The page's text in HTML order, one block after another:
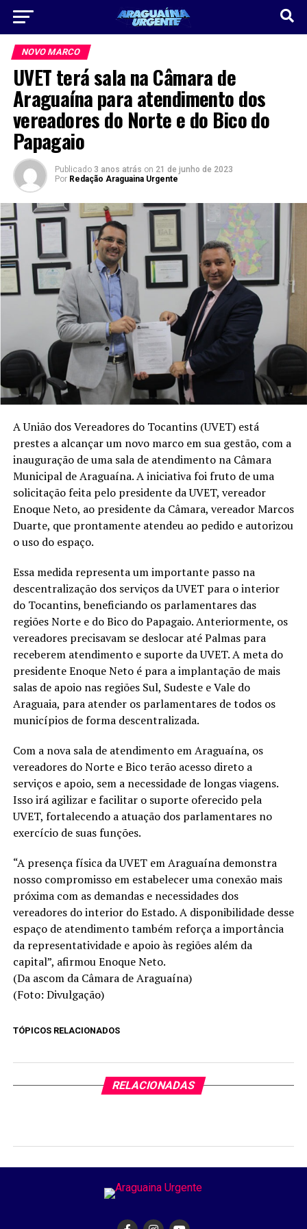
NOVO MARCO
UVET terá sala na Câmara de
Araguaína para atendimento dos
vereadores do Norte e do Bico do
Papagaio
Publicado 3 anos atrás on 21 de junho de 2023
Por Redação Araguaina Urgente
A União dos Vereadores do Tocantins (UVET) está
prestes a alcançar um novo marco em sua gestão, com a
inauguração de uma sala de atendimento na Câmara
Municipal de Araguaína. A iniciativa foi fruto de uma
solicitação feita pelo presidente da UVET, vereador
Enoque Neto, ao presidente da Câmara, vereador Marcos
Duarte, que prontamente atendeu ao pedido e autorizou
o uso do espaço.
Essa medida representa um importante passo na
descentralização dos serviços da UVET para o interior
do Tocantins, beneficiando os parlamentares das
regiões Norte e do Bico do Papagaio. Anteriormente, os
vereadores precisavam se deslocar até Palmas para
receberem atendimento e suporte da UVET. A meta do
presidente Enoque Neto é para a implantação de mais
salas de apoio nas regiões Sul, Sudeste e Vale do
Araguaia, para atender os parlamentares de todos os
municípios de forma descentralizada.
Com a nova sala de atendimento em Araguaína, os
vereadores do Norte e Bico terão acesso direto a
serviços e apoio, sem a necessidade de longas viagens.
Isso irá agilizar e facilitar o suporte oferecido pela
UVET, fortalecendo a atuação dos parlamentares no
exercício de suas funções.
“A presença física da UVET em Araguaína demonstra
nosso compromisso em estabelecer uma conexão mais
próxima com as demandas e necessidades dos
vereadores do interior do Estado. A disponibilidade desse
espaço de atendimento também reforça a importância
da representatividade e apoio às regiões além da
capital”, afirmou Enoque Neto.
(Da ascom da Câmara de Araguaína)
(Foto: Divulgação)
TÓPICOS RELACIONADOS
RELACIONADAS